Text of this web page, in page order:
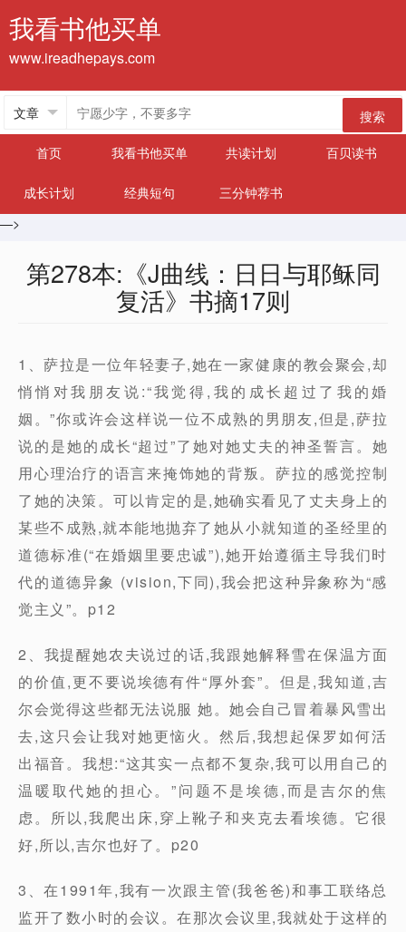
我看书他买单
www.ireadhepays.com
搜索
首页
我看书他买单 共读计划 百贝读书
成长计划 经典短句
三分钟荐书
—>
第278本:《J曲线：日日与耶稣同
复活》书摘17则
1、萨拉是一位年轻妻子,她在一家健康的教会聚会,却
悄悄对我朋友说:“我觉得,我的成长超过了我的婚
姻。”你或许会这样说一位不成熟的男朋友,但是,萨拉
说的是她的成长“超过”了她对她丈夫的神圣誓言。她
用心理治疗的语言来掩饰她的背叛。萨拉的感觉控制
了她的决策。可以肯定的是,她确实看见了丈夫身上的
某些不成熟,就本能地抛弃了她从小就知道的圣经里的
道德标准(“在婚姻里要忠诚”),她开始遵循主导我们时
代的道德异象 (vision,下同),我会把这种异象称为“感
觉主义”。p12
2、我提醒她农夫说过的话,我跟她解释雪在保温方面
的价值,更不要说埃德有件“厚外套”。但是,我知道,吉
尔会觉得这些都无法说服 她。她会自己冒着暴风雪出
去,这只会让我对她更恼火。然后,我想起保罗如何活
出福音。我想:“这其实一点都不复杂,我可以用自己的
温暖取代她的担心。”问题不是埃德,而是吉尔的焦
虑。所以,我爬出床,穿上靴子和夹克去看埃德。它很
好,所以,吉尔也好了。p20
3、在1991年,我有一次跟主管(我爸爸)和事工联络总
监开了数小时的会议。在那次会议里,我就处于这样的